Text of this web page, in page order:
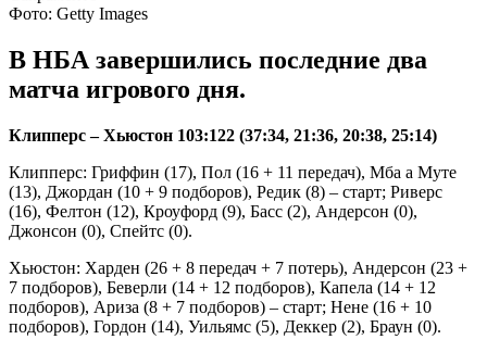
Фото: Getty Images
В НБА завершились последние два
матча игрового дня.
Клипперс – Хьюстон 103:122 (37:34, 21:36, 20:38, 25:14)
Клипперс: Гриффин (17), Пол (16 + 11 передач), Мба а Муте
(13), Джордан (10 + 9 подборов), Редик (8) – старт; Риверс
(16), Фелтон (12), Кроуфорд (9), Басс (2), Андерсон (0),
Джонсон (0), Спейтс (0).
Хьюстон: Харден (26 + 8 передач + 7 потерь), Андерсон (23 +
7 подборов), Беверли (14 + 12 подборов), Капела (14 + 12
подборов), Ариза (8 + 7 подборов) – старт; Нене (16 + 10
подборов), Гордон (14), Уильямс (5), Деккер (2), Браун (0).